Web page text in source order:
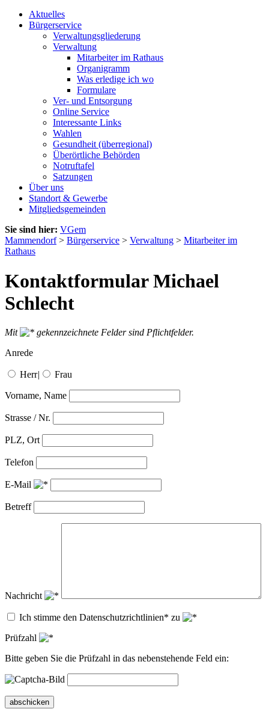
Aktuelles
Bürgerservice
Verwaltungsgliederung
Verwaltung
Mitarbeiter im Rathaus
Organigramm
Was erledige ich wo
Formulare
Ver- und Entsorgung
Online Service
Interessante Links
Wahlen
Gesundheit (überregional)
Überörtliche Behörden
Notruftafel
Satzungen
Über uns
Standort & Gewerbe
Mitgliedsgemeinden
Sie sind hier: VGem
Mammendorf> Bürgerservice > Verwaltung > Mitarbeiter im
Rathaus
Kontaktformular Michael
Schlecht
Mit
gekennzeichnete Felder sind Pflichtfelder.
Anrede
Herr| Frau
Vorname, Name
Strasse / Nr.
PLZ, Ort
Telefon
E-Mail
Betreff
Nachricht
Ich stimme den Datenschutzrichtlinien* zu
Prüfzahl
Bitte geben Sie die Prüfzahl in das nebenstehende Feld ein:
abschicken